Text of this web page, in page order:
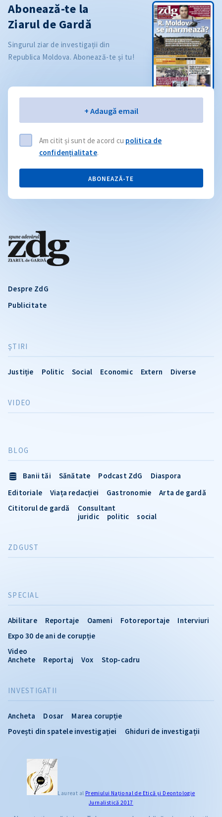
Despre ZdG
Publicitate
ŞTIRI
Justiție Politic Social Economic Extern Diverse
INVESTIGATII
Ancheta Dosar
Marea corupție
Povești din spatele investigației
Ghiduri de investigații
VIDEO
SPECIAL
Abilitare Reportaje Oameni Fotoreportaje
Interviuri
Expo 30 de ani de corupție
Video
Anchete
Reportaj Vox Stop-cadru
BLOG
Banii tăi Sănătate Podcast ZdG
Diaspora
Editoriale
Viața redacției Gastronomie
Arta de gardă
Cititorul de gardă
Consultant
juridic
politic social
ZDGUST
Abonează-te la
Ziarul de Gardă
Singurul ziar de investigații din
Republica Moldova. Abonează-te și tu!
+ Adaugă email
Am citit și sunt de acord cu politica de
confidențialitate.
ABONEAZĂ-TE
Laureat al Premiului Naţional de Etică și Deontologie
Jurnalistică 2017